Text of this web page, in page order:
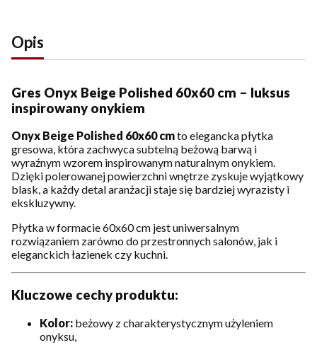
Opis
Gres Onyx Beige Polished 60x60 cm – luksus
inspirowany onykiem
Onyx Beige Polished 60x60 cmto elegancka płytka
gresowa, która zachwyca subtelną beżową barwą i
wyraźnym wzorem inspirowanym naturalnym onykiem.
Dzięki polerowanej powierzchni wnętrze zyskuje wyjątkowy
blask, a każdy detal aranżacji staje się bardziej wyrazisty i
ekskluzywny.
Płytka w formacie 60x60 cm jest uniwersalnym
rozwiązaniem zarówno do przestronnych salonów, jak i
eleganckich łazienek czy kuchni.
Kluczowe cechy produktu:
Kolor: beżowy z charakterystycznym użyleniem
onyksu,